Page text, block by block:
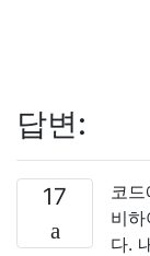
답변:
17
코
비
다.